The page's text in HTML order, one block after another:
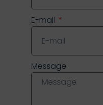
E-mail
Message